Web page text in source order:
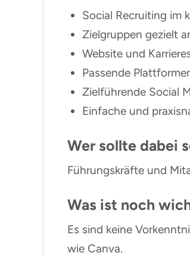
Social Recruiting im
Zielgruppen gezielt
Website und
Passende
Zielführende Social
Einfache und
Wer sollte dabei
Führungskräfte und
Was ist noch
Es sind keine
wie Canva.